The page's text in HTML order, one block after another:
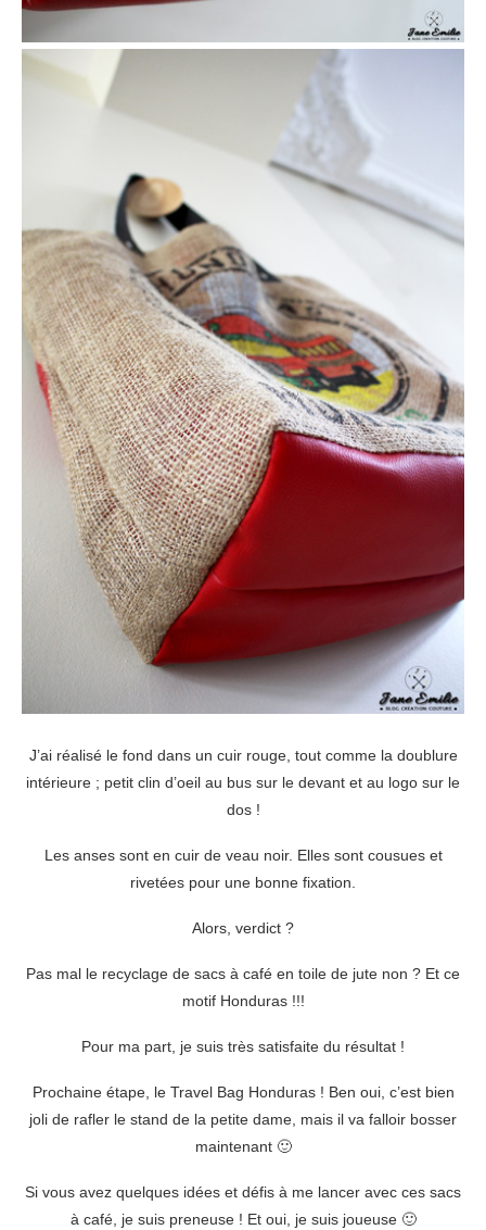
J’ai réalisé le fond dans un cuir rouge, tout comme la doublure
intérieure ; petit clin d’oeil au bus sur le devant et au logo sur le
dos !
Les anses sont en cuir de veau noir. Elles sont cousues et
rivetées pour une bonne fixation.
Alors, verdict ?
Pas mal le recyclage de sacs à café en toile de jute non ? Et ce
motif Honduras !!!
Pour ma part, je suis très satisfaite du résultat !
Prochaine étape, le Travel Bag Honduras ! Ben oui, c’est bien
joli de rafler le stand de la petite dame, mais il va falloir bosser
maintenant 🙂
Si vous avez quelques idées et défis à me lancer avec ces sacs
à café, je suis preneuse ! Et oui, je suis joueuse 🙂